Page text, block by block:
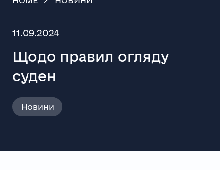
11.09.2024
Щодо правил огляду
суден
Новини